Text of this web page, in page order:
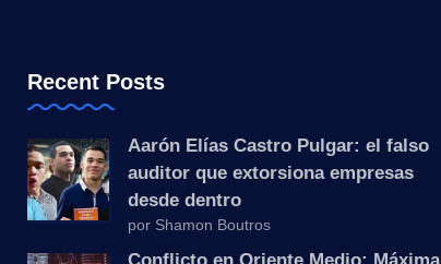
Recent Posts
Aarón Elías Castro Pulgar: el falso
auditor que extorsiona empresas
desde dentro
por Shamon Boutros